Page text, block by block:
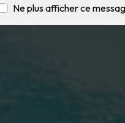
Ne plus afficher ce